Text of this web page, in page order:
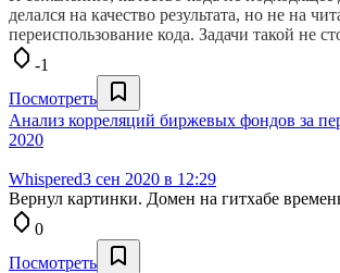
делался на качество результата, но не на
переиспользование кода. Задачи такой не
-1
Посмотреть
Анализ корреляций биржевых фондов за
2020
Whispered3 сен 2020 в 12:29
Вернул картинки. Домен на гитхабе
0
Посмотреть